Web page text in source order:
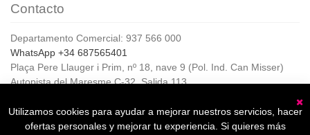
Contacto
Departamento Comercial: 937 566 000
WhatsApp +34 687565401
Plaça Pere Llauger i Prim, nº 18, nave 9 (Pol. Ind. Can Misser)
Autopista del Maresme C-32, Salida 113
Horario de Atención al cliente:
De lunes a jueves de 8:00 a 17:00,
Utilizamos cookies para ayudar a mejorar nuestros servicios, hacer
ofertas personales y mejorar tu experiencia. Si quieres más